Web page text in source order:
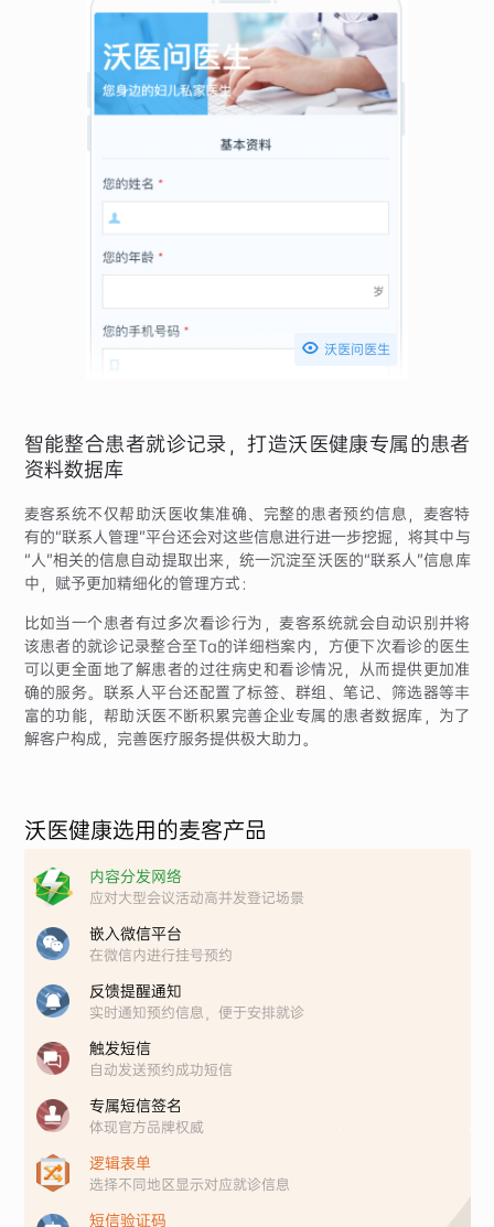
 沃医问医生
智能整合患者就诊记录，打造沃医健康专属的患者
资料数据库
麦客系统不仅帮助沃医收集准确、完整的患者预约信息，麦客特
有的“联系人管理”平台还会对这些信息进行进一步挖掘，将其中与
“人”相关的信息自动提取出来，统一沉淀至沃医的“联系人”信息库
中，赋予更加精细化的管理方式：
比如当一个患者有过多次看诊行为，麦客系统就会自动识别并将
该患者的就诊记录整合至Ta的详细档案内，方便下次看诊的医生
可以更全面地了解患者的过往病史和看诊情况，从而提供更加准
确的服务。联系人平台还配置了标签、群组、笔记、筛选器等丰
富的功能，帮助沃医不断积累完善企业专属的患者数据库，为了
解客户构成，完善医疗服务提供极大助力。
沃医健康选用的麦客产品
内容分发网络
应对大型会议活动高并发登记场景
嵌入微信平台
在微信内进行挂号预约
反馈提醒通知
实时通知预约信息，便于安排就诊
触发短信
自动发送预约成功短信
专属短信签名
体现官方品牌权威
逻辑表单
选择不同地区显示对应就诊信息
短信验证码